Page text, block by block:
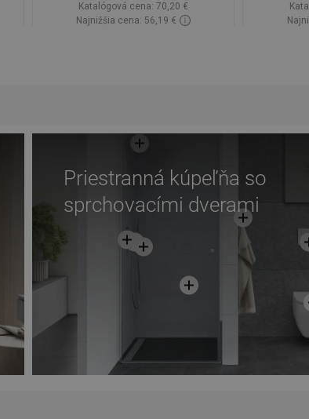
Katalógová cena: 70,20 €
Najnižšia cena: 56,19 €
Priestranná kúpeľňa so
sprchovacími dverami